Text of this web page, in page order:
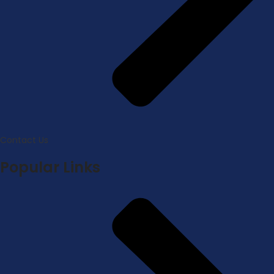
Contact Us
Popular Links